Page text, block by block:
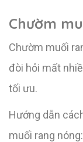
Chườm
Chườm muối
đòi hỏi mất
tối ưu.
Hướng dẫn
muối rang nóng: